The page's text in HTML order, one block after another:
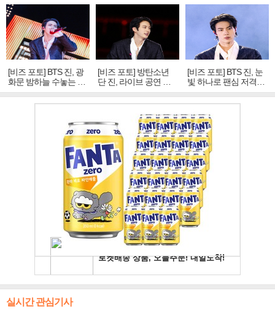
[비즈 포토] BTS 진, 광
화문 밤하늘 수놓는 '비
주얼 킹'의 열창
[비즈 포토] 방탄소년
단 진, 라이브 공연 중
빛나는 독보적 아우라
[비즈 포토] BTS 진, 눈
빛 하나로 팬심 저격…
독보적 카리스마
실시간 관심기사